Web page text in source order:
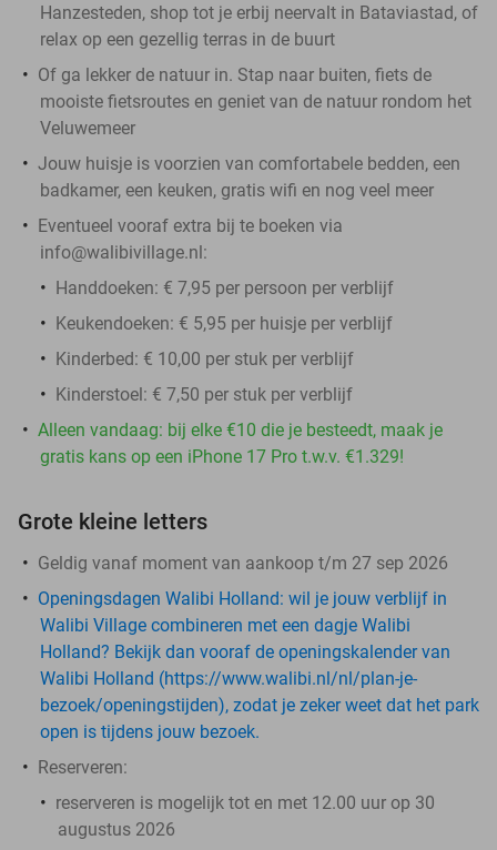
Hanzesteden, shop tot je erbij neervalt in Bataviastad, of
relax op een gezellig terras in de buurt
Of ga lekker de natuur in. Stap naar buiten, fiets de
mooiste fietsroutes en geniet van de natuur rondom het
Veluwemeer
Jouw huisje is voorzien van comfortabele bedden, een
badkamer, een keuken, gratis wifi en nog veel meer
Eventueel vooraf extra bij te boeken via
info@walibivillage.nl:
Handdoeken: € 7,95 per persoon per verblijf
Keukendoeken: € 5,95 per huisje per verblijf
Kinderbed: € 10,00 per stuk per verblijf
Kinderstoel: € 7,50 per stuk per verblijf
Alleen vandaag: bij elke €10 die je besteedt, maak je
gratis kans op een iPhone 17 Pro t.w.v. €1.329!
Grote kleine letters
Geldig vanaf moment van aankoop t/m 27 sep 2026
Openingsdagen Walibi Holland: wil je jouw verblijf in
Walibi Village combineren met een dagje Walibi
Holland? Bekijk dan vooraf de openingskalender van
Walibi Holland (https://www.walibi.nl/nl/plan-je-
bezoek/openingstijden), zodat je zeker weet dat het park
open is tijdens jouw bezoek.
Reserveren:
reserveren is mogelijk tot en met 12.00 uur op 30
augustus 2026